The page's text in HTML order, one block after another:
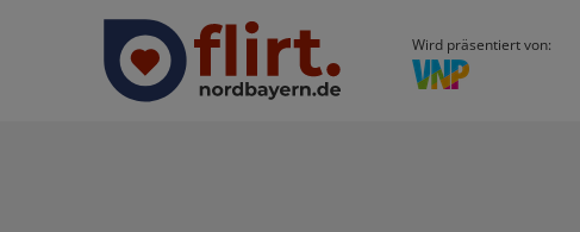
Wird präsentiert von: